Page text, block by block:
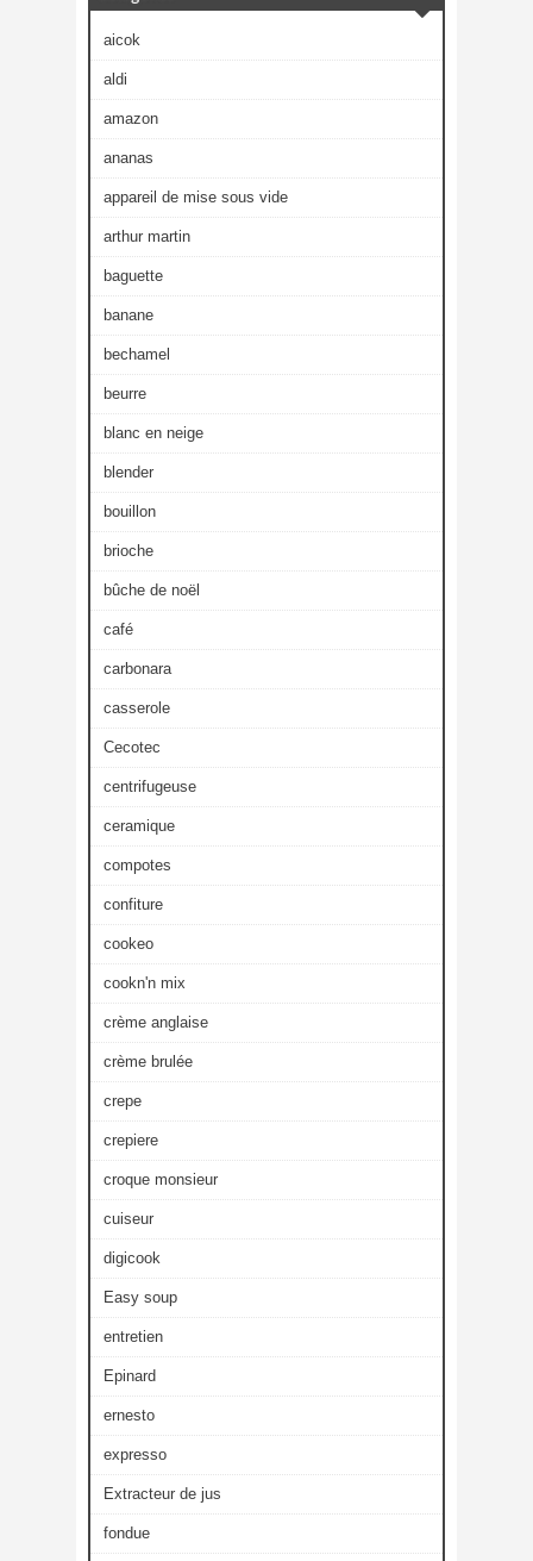
aicok
aldi
amazon
ananas
appareil de mise sous vide
arthur martin
baguette
banane
bechamel
beurre
blanc en neige
blender
bouillon
brioche
bûche de noël
café
carbonara
casserole
Cecotec
centrifugeuse
ceramique
compotes
confiture
cookeo
cookn'n mix
crème anglaise
crème brulée
crepe
crepiere
croque monsieur
cuiseur
digicook
Easy soup
entretien
Epinard
ernesto
expresso
Extracteur de jus
fondue